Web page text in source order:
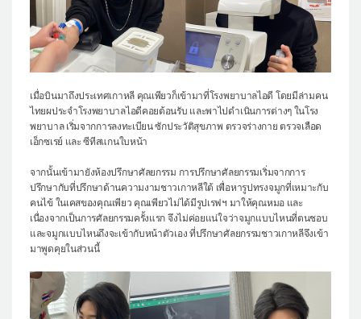
เมื่อบินมาถึงประเทศเกาหลี คุณเพียวก็เข้ามาที่โรงพยาบาลไอดี โดยมีล่ามคน
ไทยผประจำโรงพยาบาลไอดีคอยต้อนรับ และพาไปดำเนินการต่างๆ ในโรง
พยาบาล เริ่มจากการลงทะเบียน ซักประวัติสุขภาพ ตรวจร่างกาย ตรวจเลือด
เอ็กซเรย์ และ ซีทีสแกนใบหน้า
จากนั้นเข้ามายังห้องปรึกษาศัลยกรรม การปรึกษาศัลยกรรมเริ่มจากการ
ปรึกษากับที่ปรึกษาด้านความงามชาวเกาหลีใต้ เพื่อหารูปทรงจมูกที่เหมาะกับ
คนไข้ ในเคสของคุณเพียว คุณเพียวไม่ได้มีรูปเรฟฯ มาให้คุณหมอ และ
เนื่องจากเป็นการศัลยกรรมครั้งแรก จึงไม่ค่อยแน่ใจว่าจมูกแบบไหนที่ตนชอบ
และจมูกแบบไหนถึงจะเข้ากับหน้าตัวเอง ที่ปรึกษาศัลยกรรมชาวเกาหลีจึงเข้า
มาพูดคุยในส่วนนี้